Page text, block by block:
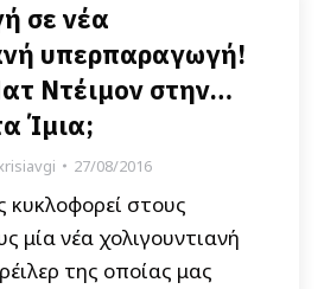
σε νέα
υπερπαραγωγή!
Ντέιμον στην…
Ίμια;
27/08/2016
κυκλοφορεί στους
μία νέα χολιγουντιανή
της οποίας μας